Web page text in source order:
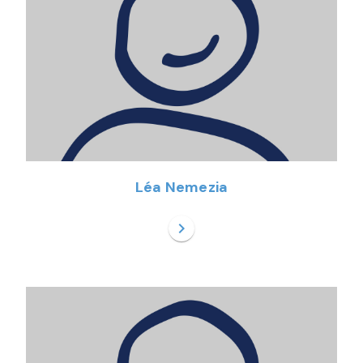
Léa Nemezia
chevron_right